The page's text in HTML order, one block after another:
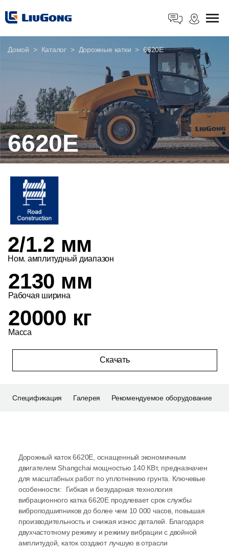
6620E
2/1.2 мм
Ном. амплитудный диапазон
2130 мм
Рабочая ширина
20000 кг
Масса
Скачать
Домой Каталог Дорожные катки 6620E
Спецификация Галерея Рекомендуемое оборудование
Дорожный каток 6620E, оснащенный экономичным
двигателем Shangchai мощностью 140 КВт, предназначен
для масштабных работ по уплотнению грунта. Ключевые
особенности: Гибкая и безударная технология
вибрационного катка 6620E продлевает срок службы
виброподшипников до более чем 10 000 часов, повышая
производительность и снижая износ деталей. Благодаря
двухчастотному режиму и режиму вибрации с двойной
амплитудой, каток создают лучшую в отрасли